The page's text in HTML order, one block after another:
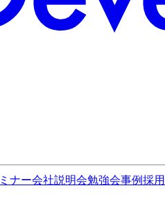
ナー会社説明会勉強会事例採用